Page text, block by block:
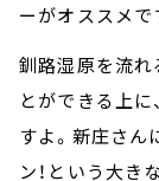
ーがオススメで
釧路湿原を流
とができる上
すよ。新庄さん
ン！という大き